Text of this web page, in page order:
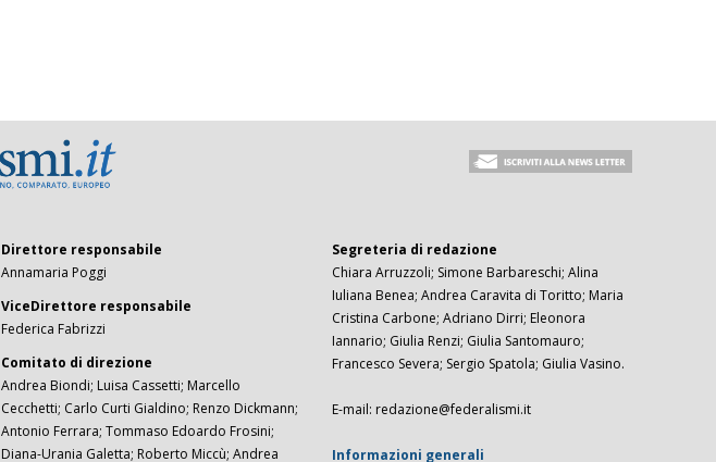
Direttore responsabile
Annamaria Poggi
ViceDirettore responsabile
Federica Fabrizzi
Comitato di direzione
Andrea Biondi; Luisa Cassetti; Marcello
Cecchetti; Carlo Curti Gialdino; Renzo Dickmann;
Antonio Ferrara; Tommaso Edoardo Frosini;
Diana-Urania Galetta; Roberto Miccù; Andrea
Segreteria di redazione
Chiara Arruzzoli; Simone Barbareschi; Alina
Iuliana Benea; Andrea Caravita di Toritto; Maria
Cristina Carbone; Adriano Dirri; Eleonora
Iannario; Giulia Renzi; Giulia Santomauro;
Francesco Severa; Sergio Spatola; Giulia Vasino.
E-mail: redazione@federalismi.it
Informazioni generali